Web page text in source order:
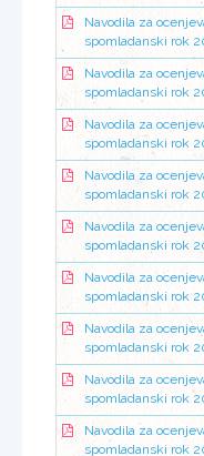
Navodila za
spomladanski rok
Navodila za
spomladanski rok
Navodila za
spomladanski rok
Navodila za
spomladanski rok
Navodila za
spomladanski rok
Navodila za
spomladanski rok
Navodila za
spomladanski rok
Navodila za
spomladanski rok
Navodila za
spomladanski rok